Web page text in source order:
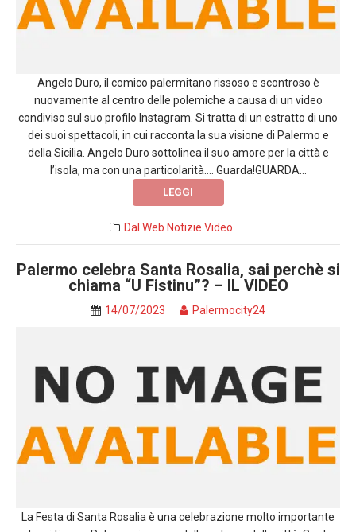
Angelo Duro, il comico palermitano rissoso e scontroso è
nuovamente al centro delle polemiche a causa di un video
condiviso sul suo profilo Instagram. Si tratta di un estratto di uno
dei suoi spettacoli, in cui racconta la sua visione di Palermo e
della Sicilia. Angelo Duro sottolinea il suo amore per la città e
l’isola, ma con una particolarità…. Guarda!GUARDA...
LEGGI
Dal Web Notizie Video
Palermo celebra Santa Rosalia, sai perchè si
chiama “U Fistinu”? – IL VIDEO
14/07/2023 Palermocity24
La Festa di Santa Rosalia è una celebrazione molto importante